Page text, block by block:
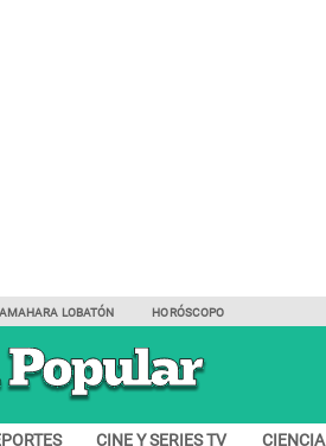
LOBATÓN HORÓSCOPO
CINE Y SERIES TV CIENCIA